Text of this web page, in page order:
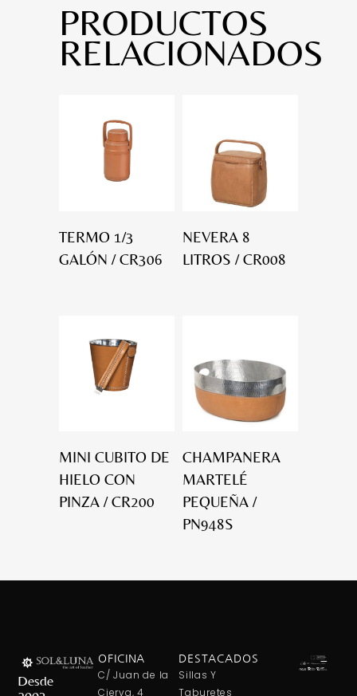
PRODUCTOS
RELACIONADOS
TERMO 1/3
GALÓN / CR306
NEVERA 8
LITROS / CR008
MINI CUBITO DE
HIELO CON
PINZA / CR200
CHAMPANERA
MARTELÉ
PEQUEÑA /
PN948S
Desde
OFICINA
C/ Juan de la
Cierva, 4
DESTACADOS
Sillas Y
Taburetes